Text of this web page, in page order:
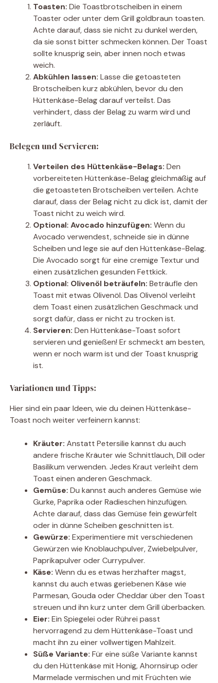
Toasten: Die Toastbrotscheiben in einem
Toaster oder unter dem Grill goldbraun toasten.
Achte darauf, dass sie nicht zu dunkel werden,
da sie sonst bitter schmecken können. Der Toast
sollte knusprig sein, aber innen noch etwas
weich.
Abkühlen lassen: Lasse die getoasteten
Brotscheiben kurz abkühlen, bevor du den
Hüttenkäse-Belag darauf verteilst. Das
verhindert, dass der Belag zu warm wird und
zerläuft.
Belegen und Servieren:
Verteilen des Hüttenkäse-Belags: Den
vorbereiteten Hüttenkäse-Belag gleichmäßig auf
die getoasteten Brotscheiben verteilen. Achte
darauf, dass der Belag nicht zu dick ist, damit der
Toast nicht zu weich wird.
Optional: Avocado hinzufügen: Wenn du
Avocado verwendest, schneide sie in dünne
Scheiben und lege sie auf den Hüttenkäse-Belag.
Die Avocado sorgt für eine cremige Textur und
einen zusätzlichen gesunden Fettkick.
Optional: Olivenöl beträufeln: Beträufle den
Toast mit etwas Olivenöl. Das Olivenöl verleiht
dem Toast einen zusätzlichen Geschmack und
sorgt dafür, dass er nicht zu trocken ist.
Servieren: Den Hüttenkäse-Toast sofort
servieren und genießen! Er schmeckt am besten,
wenn er noch warm ist und der Toast knusprig
ist.
Variationen und Tipps:
Hier sind ein paar Ideen, wie du deinen Hüttenkäse-
Toast noch weiter verfeinern kannst:
Kräuter: Anstatt Petersilie kannst du auch
andere frische Kräuter wie Schnittlauch, Dill oder
Basilikum verwenden. Jedes Kraut verleiht dem
Toast einen anderen Geschmack.
Gemüse: Du kannst auch anderes Gemüse wie
Gurke, Paprika oder Radieschen hinzufügen.
Achte darauf, dass das Gemüse fein gewürfelt
oder in dünne Scheiben geschnitten ist.
Gewürze: Experimentiere mit verschiedenen
Gewürzen wie Knoblauchpulver, Zwiebelpulver,
Paprikapulver oder Currypulver.
Käse: Wenn du es etwas herzhafter magst,
kannst du auch etwas geriebenen Käse wie
Parmesan, Gouda oder Cheddar über den Toast
streuen und ihn kurz unter dem Grill überbacken.
Eier: Ein Spiegelei oder Rührei passt
hervorragend zu dem Hüttenkäse-Toast und
macht ihn zu einer vollwertigen Mahlzeit.
Süße Variante: Für eine süße Variante kannst
du den Hüttenkäse mit Honig, Ahornsirup oder
Marmelade vermischen und mit Früchten wie